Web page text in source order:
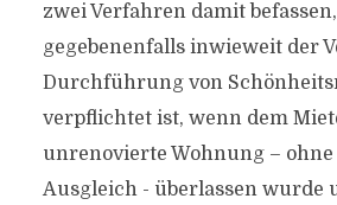
zwei Verfahren damit
gegebenenfalls inwieweit der
Durchführung von
verpflichtet ist, wenn dem
unrenovierte Wohnung – ohne
Ausgleich - überlassen wurde